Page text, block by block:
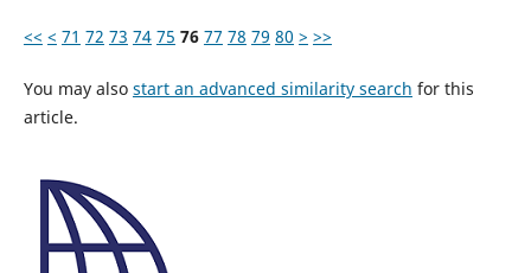
<< < 71 72 73 74 75 76 77 78 79 80 > >>
You may also start an advanced similarity search for this
article.